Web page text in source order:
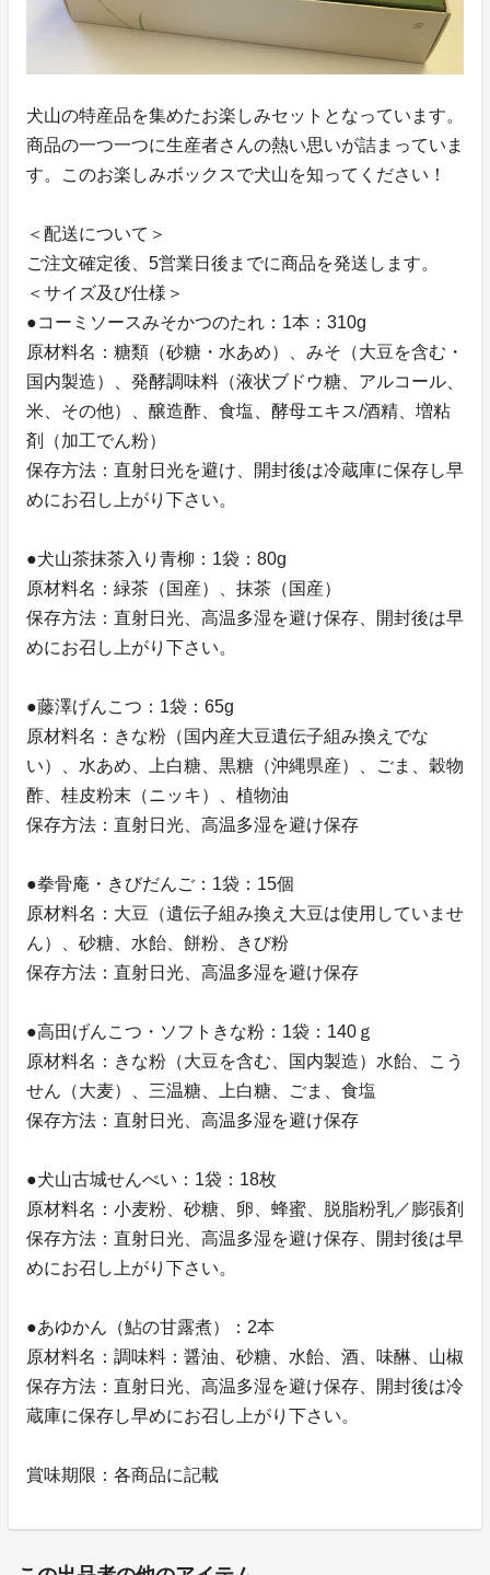
犬山の特産品を集めたお楽しみセットとなっています。
商品の一つ一つに生産者さんの熱い思いが詰まっていま
す。このお楽しみボックスで犬山を知ってください！
＜配送について＞
ご注文確定後、5営業日後までに商品を発送します。
＜サイズ及び仕様＞
●コーミソースみそかつのたれ：1本：310g
原材料名：糖類（砂糖・水あめ）、みそ（大豆を含む・
国内製造）、発酵調味料（液状ブドウ糖、アルコール、
米、その他）、醸造酢、食塩、酵母エキス/酒精、増粘
剤（加工でん粉）
保存方法：直射日光を避け、開封後は冷蔵庫に保存し早
めにお召し上がり下さい。
●犬山茶抹茶入り青柳：1袋：80g
原材料名：緑茶（国産）、抹茶（国産）
保存方法：直射日光、高温多湿を避け保存、開封後は早
めにお召し上がり下さい。
●藤澤げんこつ：1袋：65g
原材料名：きな粉（国内産大豆遺伝子組み換えでな
い）、水あめ、上白糖、黒糖（沖縄県産）、ごま、穀物
酢、桂皮粉末（ニッキ）、植物油
保存方法：直射日光、高温多湿を避け保存
●拳骨庵・きびだんご：1袋：15個
原材料名：大豆（遺伝子組み換え大豆は使用していませ
ん）、砂糖、水飴、餅粉、きび粉
保存方法：直射日光、高温多湿を避け保存
●高田げんこつ・ソフトきな粉：1袋：140ｇ
原材料名：きな粉（大豆を含む、国内製造）水飴、こう
せん（大麦）、三温糖、上白糖、ごま、食塩
保存方法：直射日光、高温多湿を避け保存
●犬山古城せんべい：1袋：18枚
原材料名：小麦粉、砂糖、卵、蜂蜜、脱脂粉乳／膨張剤
保存方法：直射日光、高温多湿を避け保存、開封後は早
めにお召し上がり下さい。
●あゆかん（鮎の甘露煮）：2本
原材料名：調味料：醤油、砂糖、水飴、酒、味醂、山椒
保存方法：直射日光、高温多湿を避け保存、開封後は冷
蔵庫に保存し早めにお召し上がり下さい。
賞味期限：各商品に記載